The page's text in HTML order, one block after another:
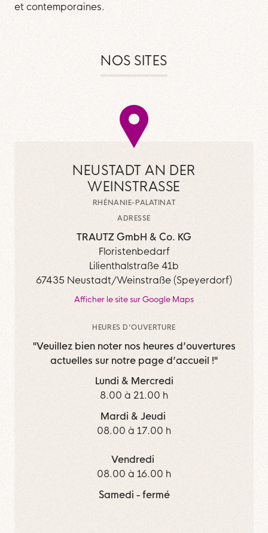
et contemporaines.
NOS SITES
NEUSTADT AN DER
WEINSTRASSE
RHÉNANIE-PALATINAT
ADRESSE
TRAUTZ GmbH & Co. KG
Floristenbedarf
Lilienthalstraße 41b
67435 Neustadt/Weinstraße (Speyerdorf)
Afficher le site sur Google Maps
HEURES D’OUVERTURE
"Veuillez bien noter nos heures d’ouvertures
actuelles sur notre page d’accueil !"
Lundi & Mercredi
8.00 à 21.00 h
Mardi & Jeudi
08.00 à 17.00 h
Vendredi
08.00 à 16.00 h
Samedi - fermé